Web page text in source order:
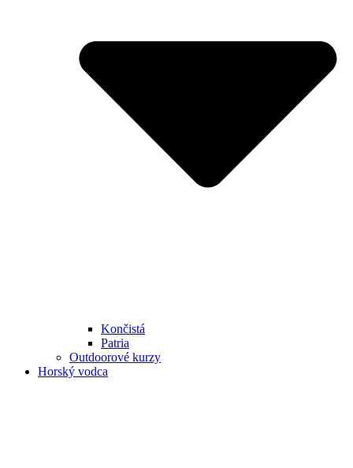
Končistá
Patria
Outdoorové kurzy
Horský vodca